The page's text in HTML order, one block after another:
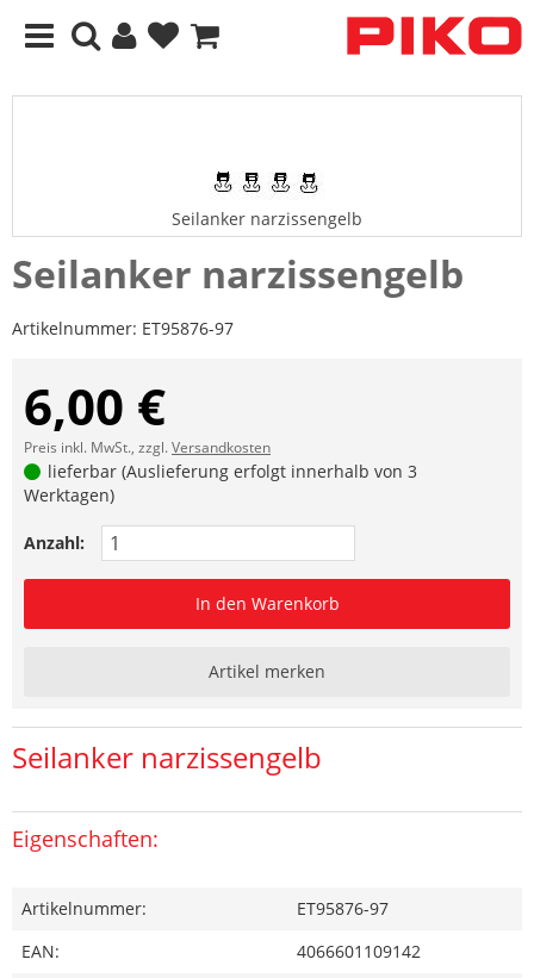
Seilanker narzissengelb
Seilanker narzissengelb
Artikelnummer: ET95876-97
6,00 €
Preis inkl. MwSt., zzgl.Versandkosten
lieferbar (Auslieferung erfolgt innerhalb von 3
Werktagen)
Anzahl:
In den Warenkorb
Artikel merken
Seilanker narzissengelb
Eigenschaften:
Artikelnummer:
ET95876-97
EAN:
4066601109142